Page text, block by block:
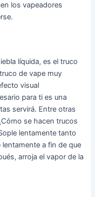
los vapeadores
líquida, es el truco
de vape muy
visual
para ti es una
servirá. Entre otras
se hacen trucos
lentamente tanto
a fin de que
arroja el vapor de la